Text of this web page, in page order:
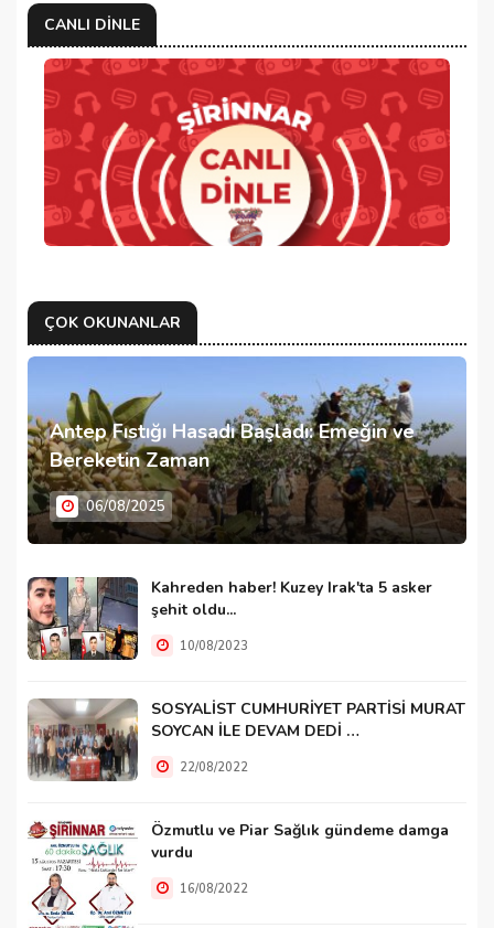
CANLI DINLE
ÇOK OKUNANLAR
Antep Fıstığı Hasadı Başladı: Emeğin ve
Bereketin Zaman
06/08/2025
Kahreden haber! Kuzey Irak'ta 5 asker
şehit oldu...
10/08/2023
SOSYALİST CUMHURİYET PARTİSİ MURAT
SOYCAN İLE DEVAM DEDİ …
22/08/2022
Özmutlu ve Piar Sağlık gündeme damga
vurdu
16/08/2022